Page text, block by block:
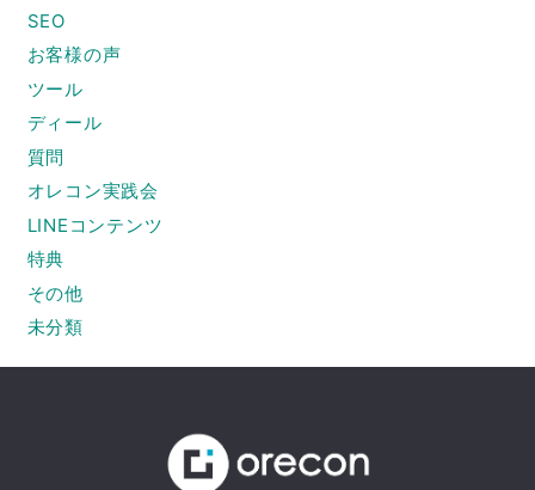
SEO
お客様の声
ツール
ディール
質問
オレコン実践会
LINEコンテンツ
特典
その他
未分類